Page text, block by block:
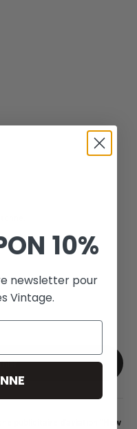
publicitaire d'aviation "New
10%
newsletter pour
Vintage.